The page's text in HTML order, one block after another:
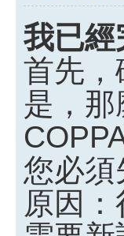
我已經
首先，
是，
您必
原因